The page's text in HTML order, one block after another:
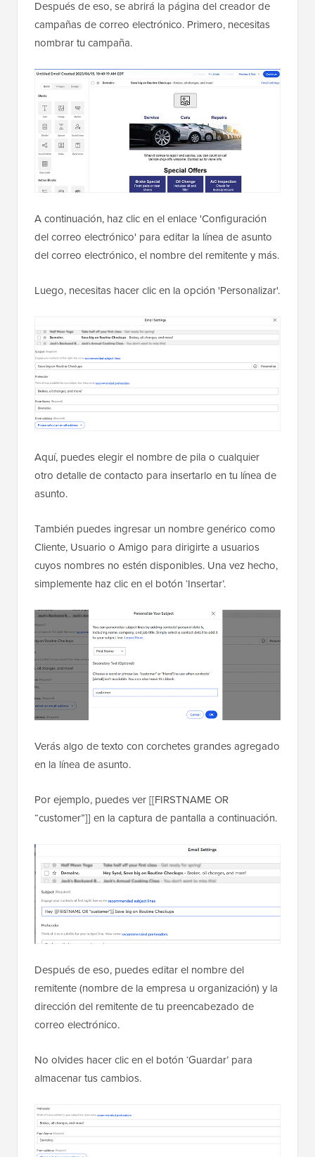
Después de eso, se abrirá la página del creador de
campañas de correo electrónico. Primero, necesitas
nombrar tu campaña.
A continuación, haz clic en el enlace 'Configuración
del correo electrónico' para editar la línea de asunto
del correo electrónico, el nombre del remitente y más.
Luego, necesitas hacer clic en la opción 'Personalizar'.
Aquí, puedes elegir el nombre de pila o cualquier
otro detalle de contacto para insertarlo en tu línea de
asunto.
También puedes ingresar un nombre genérico como
Cliente, Usuario o Amigo para dirigirte a usuarios
cuyos nombres no estén disponibles. Una vez hecho,
simplemente haz clic en el botón ‘Insertar’.
Verás algo de texto con corchetes grandes agregado
en la línea de asunto.
Por ejemplo, puedes ver [[FIRSTNAME OR
“customer”]] en la captura de pantalla a continuación.
Después de eso, puedes editar el nombre del
remitente (nombre de la empresa u organización) y la
dirección del remitente de tu preencabezado de
correo electrónico.
No olvides hacer clic en el botón ‘Guardar’ para
almacenar tus cambios.